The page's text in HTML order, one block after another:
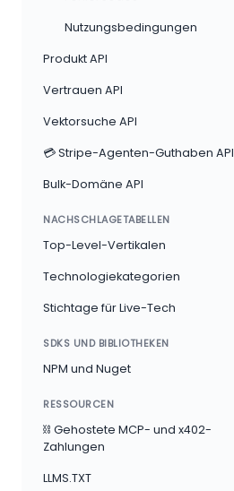
Nutzungsbedingungen
Produkt API
Vertrauen API
Vektorsuche API
💳 Stripe-Agenten-Guthaben API
Bulk-Domäne API
NACHSCHLAGETABELLEN
Top-Level-Vertikalen
Technologiekategorien
Stichtage für Live-Tech
SDKS UND BIBLIOTHEKEN
NPM und Nuget
RESSOURCEN
⛓ Gehostete MCP- und x402-
Zahlungen
LLMS.TXT